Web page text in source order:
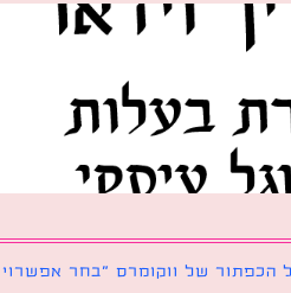
של ווקומרס ״בחר אפשרויות״